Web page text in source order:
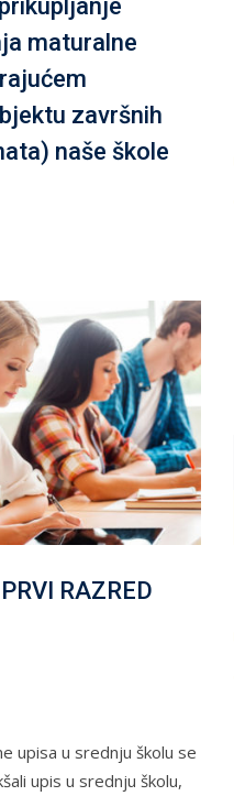
maturalne
završnih
naše škole
RAZRED
upisa u srednju školu se
upis u srednju školu,